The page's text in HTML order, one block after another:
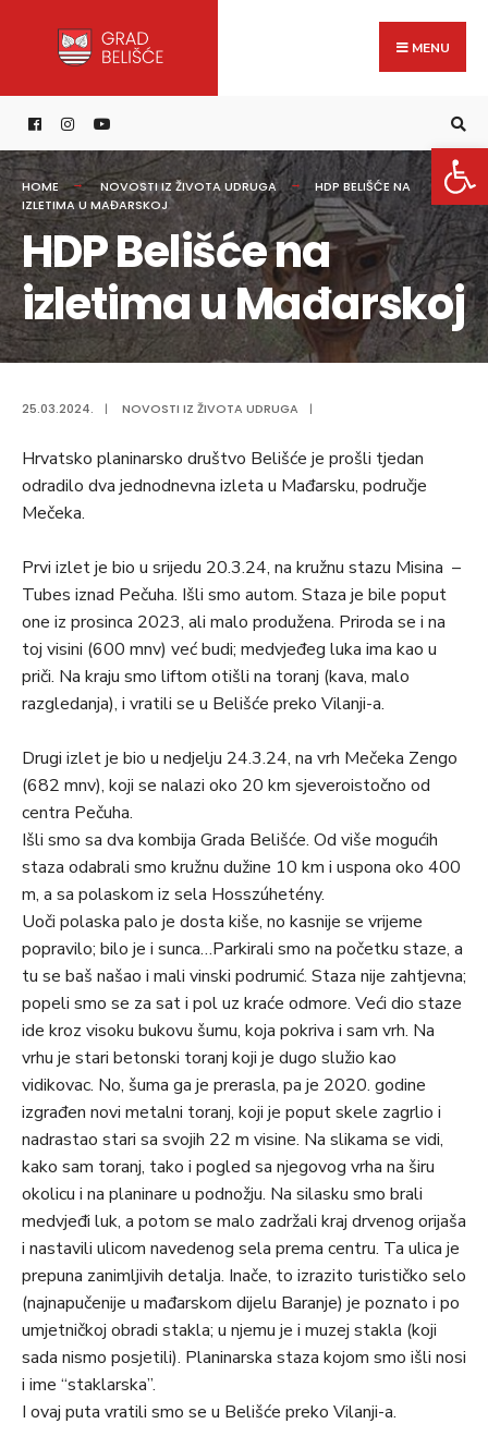
content
MENU
HOME NOVOSTI IZ ŽIVOTA UDRUGA
HDP BELIŠĆE NA
IZLETIMA U MAĐARSKOJ
HDP Belišće na
izletima u Mađarskoj
25.03.2024. | NOVOSTI IZ ŽIVOTA UDRUGA |
Hrvatsko planinarsko društvo Belišće je prošli tjedan
odradilo dva jednodnevna izleta u Mađarsku, područje
Mečeka.
Prvi izlet je bio u srijedu 20.3.24, na kružnu stazu Misina –
Tubes iznad Pečuha. Išli smo autom. Staza je bile poput
one iz prosinca 2023, ali malo produžena. Priroda se i na
toj visini (600 mnv) već budi; medvjeđeg luka ima kao u
priči. Na kraju smo liftom otišli na toranj (kava, malo
razgledanja), i vratili se u Belišće preko Vilanji-a.
Drugi izlet je bio u nedjelju 24.3.24, na vrh Mečeka Zengo
(682 mnv), koji se nalazi oko 20 km sjeveroistočno od
centra Pečuha.
Išli smo sa dva kombija Grada Belišće. Od više mogućih
staza odabrali smo kružnu dužine 10 km i uspona oko 400
m, a sa polaskom iz sela Hosszúhetény.
Uoči polaska palo je dosta kiše, no kasnije se vrijeme
popravilo; bilo je i sunca…Parkirali smo na početku staze, a
tu se baš našao i mali vinski podrumić. Staza nije zahtjevna;
popeli smo se za sat i pol uz kraće odmore. Veći dio staze
ide kroz visoku bukovu šumu, koja pokriva i sam vrh. Na
vrhu je stari betonski toranj koji je dugo služio kao
vidikovac. No, šuma ga je prerasla, pa je 2020. godine
izgrađen novi metalni toranj, koji je poput skele zagrlio i
nadrastao stari sa svojih 22 m visine. Na slikama se vidi,
kako sam toranj, tako i pogled sa njegovog vrha na širu
okolicu i na planinare u podnožju. Na silasku smo brali
medvjeđi luk, a potom se malo zadržali kraj drvenog orijaša
i nastavili ulicom navedenog sela prema centru. Ta ulica je
prepuna zanimljivih detalja. Inače, to izrazito turističko selo
(najnapučenije u mađarskom dijelu Baranje) je poznato i po
umjetničkoj obradi stakla; u njemu je i muzej stakla (koji
sada nismo posjetili). Planinarska staza kojom smo išli nosi
i ime “staklarska”.
I ovaj puta vratili smo se u Belišće preko Vilanji-a.
for: